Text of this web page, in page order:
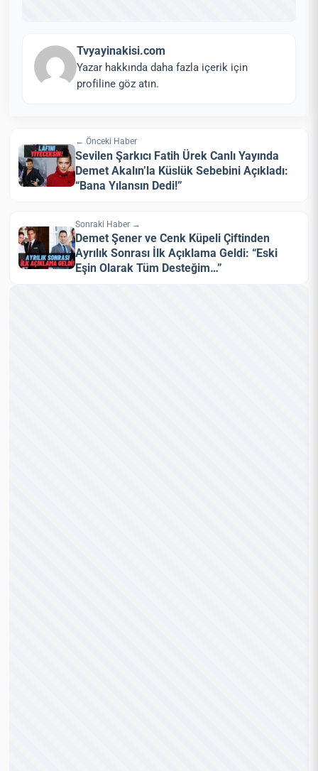
Tvyayinakisi.com
Yazar hakkında daha fazla içerik için
profiline göz atın.
← Önceki Haber
Sevilen Şarkıcı Fatih Ürek Canlı Yayında
Demet Akalın’la Küslük Sebebini Açıkladı:
“Bana Yılansın Dedi!”
Sonraki Haber →
Demet Şener ve Cenk Küpeli Çiftinden
Ayrılık Sonrası İlk Açıklama Geldi: “Eski
Eşin Olarak Tüm Desteğim…”